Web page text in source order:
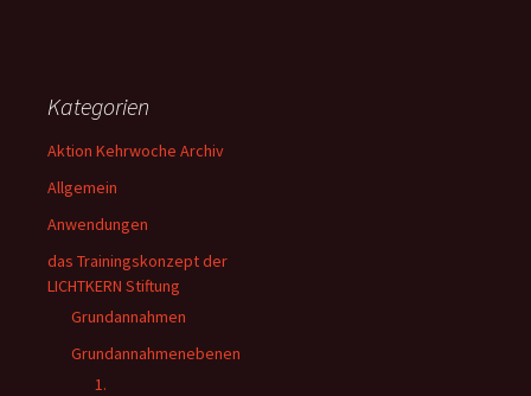
Kategorien
Aktion Kehrwoche Archiv
Allgemein
Anwendungen
das Trainingskonzept der
LICHTKERN Stiftung
Grundannahmen
Grundannahmenebenen
1.